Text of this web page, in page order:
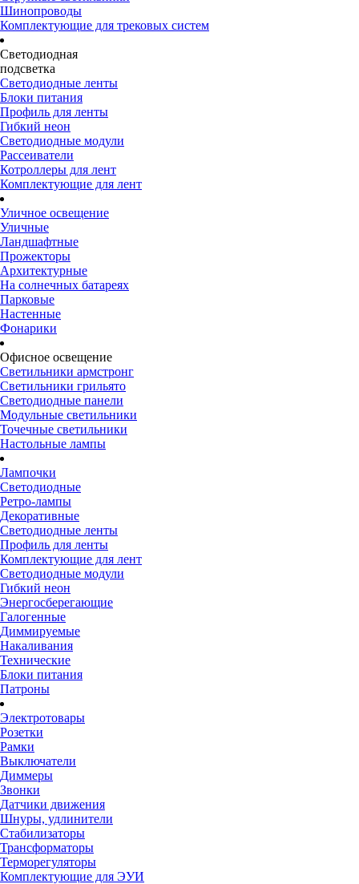
Шинопроводы
Комплектующие для трековых систем
Светодиодная
подсветка
Светодиодные ленты
Блоки питания
Профиль для ленты
Гибкий неон
Светодиодные модули
Рассеиватели
Котроллеры для лент
Комплектующие для лент
Уличное освещение
Уличные
Ландшафтные
Прожекторы
Архитектурные
На солнечных батареях
Парковые
Настенные
Фонарики
Офисное освещение
Светильники армстронг
Светильники грильято
Светодиодные панели
Модульные светильники
Точечные светильники
Настольные лампы
Лампочки
Светодиодные
Ретро-лампы
Декоративные
Светодиодные ленты
Профиль для ленты
Комплектующие для лент
Светодиодные модули
Гибкий неон
Энергосберегающие
Галогенные
Диммируемые
Накаливания
Технические
Блоки питания
Патроны
Электротовары
Розетки
Рамки
Выключатели
Диммеры
Звонки
Датчики движения
Шнуры, удлинители
Стабилизаторы
Трансформаторы
Терморегуляторы
Комплектующие для ЭУИ